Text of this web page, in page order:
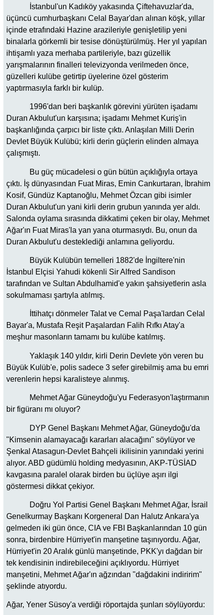
İstanbul'un Kadıköy yakasında Çiftehavuzlar'da,
üçüncü cumhurbaşkanı Celal Bayar'dan alınan köşk, yıllar
içinde etrafındaki Hazine arazileriyle genişletilip yeni
binalarla görkemli bir tesise dönüştürülmüş. Her yıl yapılan
ihtişamlı yaza merhaba partileriyle, bazı güzellik
yarışmalarının finalleri televizyonda verilmeden önce,
güzelleri kulübe getirtip üyelerine özel gösterim
yaptırmasıyla farklı bir kulüp.
1996'dan beri başkanlık görevini yürüten işadamı
Duran Akbulut'un karşısına; işadamı Mehmet Kuriş'in
başkanlığında çarpıcı bir liste çıktı. Anlaşılan Milli Derin
Devlet Büyük Kulübü; kirli derin güçlerin elinden almaya
çalışmıştı.
Bu güç mücadelesi o gün bütün açıklığıyla ortaya
çıktı. İş dünyasından Fuat Miras, Emin Cankurtaran, İbrahim
Kosif, Gündüz Kaptanoğlu, Mehmet Özcan gibi isimler
Duran Akbulut'un yani kirli derin grubun yanında yer aldı.
Salonda oylama sırasında dikkatimi çeken bir olay, Mehmet
Ağar'ın Fuat Miras'la yan yana oturmasıydı. Bu, onun da
Duran Akbulut'u desteklediği anlamına geliyordu.
Büyük Kulübün temelleri 1882'de İngiltere'nin
İstanbul Elçisi Yahudi kökenli Sir Alfred Sandison
tarafından ve Sultan Abdulhamid'e yakın şahsiyetlerin asla
sokulmaması şartıyla atılmış.
İttihatçı dönmeler Talat ve Cemal Paşa'lardan Celal
Bayar'a, Mustafa Reşit Paşalardan Falih Rıfkı Atay'a
meşhur masonların tamamı bu kulübe katılmış.
Yaklaşık 140 yıldır, kirli Derin Devlete yön veren bu
Büyük Kulüb'e, polis sadece 3 sefer girebilmiş ama bu emri
verenlerin hepsi karalisteye alınmış.
Mehmet Ağar Güneydoğu'yu Federasyon'laştırmanın
bir figüranı mı oluyor?
DYP Genel Başkanı Mehmet Ağar, Güneydoğu'da
"Kimsenin alamayacağı kararları alacağını" söylüyor ve
Şenkal Atasagun-Devlet Bahçeli ikilisinin yanındaki yerini
alıyor. ABD güdümlü holding medyasının, AKP-TÜSİAD
kavgasına paralel olarak birden bu üçlüye aşırı ilgi
göstermesi dikkat çekiyor.
Doğru Yol Partisi Genel Başkanı Mehmet Ağar, İsrail
Genelkurmay Başkanı Korgeneral Dan Halutz Ankara'ya
gelmeden iki gün önce, CIA ve FBI Başkanlarından 10 gün
sonra, birdenbire Hürriyet'in manşetine taşınıyordu. Ağar,
Hürriyet'in 20 Aralık günlü manşetinde, PKK'yı dağdan bir
tek kendisinin indirebileceğini açıklıyordu. Hürriyet
manşetini, Mehmet Ağar'ın ağzından "dağdakini indiririm"
şeklinde atıyordu.
Ağar, Yener Süsoy'a verdiği röportajda şunları söylüyordu: